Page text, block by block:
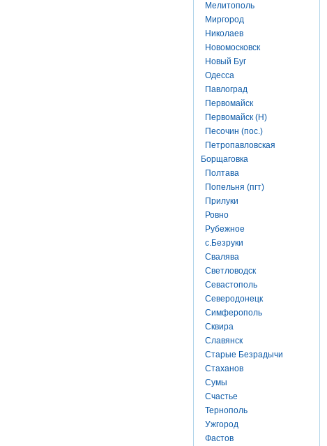
Мелитополь
Миргород
Николаев
Новомосковск
Новый Буг
Одесса
Павлоград
Первомайск
Первомайск (Н)
Песочин (пос.)
Петропавловская
Борщаговка
Полтава
Попельня (пгт)
Прилуки
Ровно
Рубежное
с.Безруки
Свалява
Светловодск
Севастополь
Северодонецк
Симферополь
Сквира
Славянск
Старые Безрадычи
Стаханов
Сумы
Счастье
Тернополь
Ужгород
Фастов